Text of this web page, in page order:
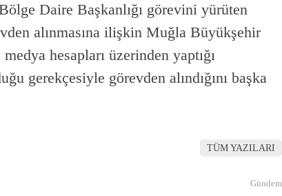
Daire Başkanlığı görevini yürüten
alınmasına ilişkin Muğla Büyükşehir
hesapları üzerinden yaptığı
gerekçesiyle görevden alındığını başka
TÜM YAZILARI
Gündem